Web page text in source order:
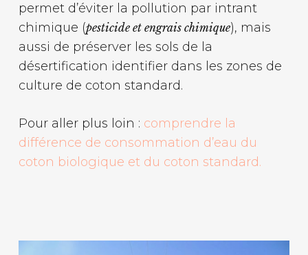
permet d’éviter la pollution par intrant
chimique (pesticide et engrais chimique), mais
aussi de préserver les sols de la
désertification identifier dans les zones de
culture de coton standard.
Pour aller plus loin : comprendre la
différence de consommation d’eau du
coton biologique et du coton standard.